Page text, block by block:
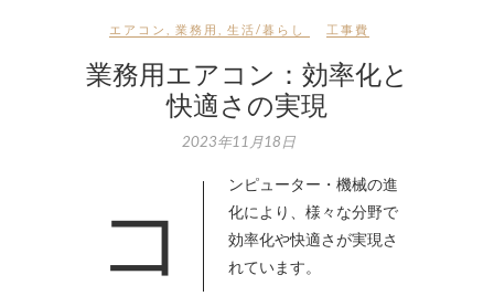
エアコン 業務用 生活/暮らし 工事費
業務用エアコン：効率化と
快適さの実現
2023年11月18日
コンピューター・機械の進
化により、様々な分野で
効率化や快適さが実現さ
れています。